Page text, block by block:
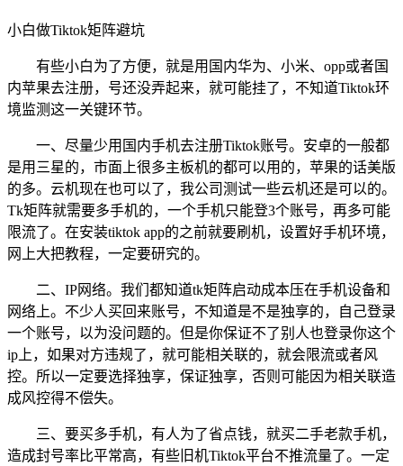
小白做Tiktok矩阵避坑
有些小白为了方便，就是用国内华为、小米、opp或者国
内苹果去注册，号还没弄起来，就可能挂了，不知道Tiktok环
境监测这一关键环节。
一、尽量少用国内手机去注册Tiktok账号。安卓的一般都
是用三星的，市面上很多主板机的都可以用的，苹果的话美版
的多。云机现在也可以了，我公司测试一些云机还是可以的。
Tk矩阵就需要多手机的，一个手机只能登3个账号，再多可能
限流了。在安装tiktok app的之前就要刷机，设置好手机环境，
网上大把教程，一定要研究的。
二、IP网络。我们都知道tk矩阵启动成本压在手机设备和
网络上。不少人买回来账号，不知道是不是独享的，自己登录
一个账号，以为没问题的。但是你保证不了别人也登录你这个
ip上，如果对方违规了，就可能相关联的，就会限流或者风
控。所以一定要选择独享，保证独享，否则可能因为相关联造
成风控得不偿失。
三、要买多手机，有人为了省点钱，就买二手老款手机，
造成封号率比平常高，有些旧机Tiktok平台不推流量了。一定